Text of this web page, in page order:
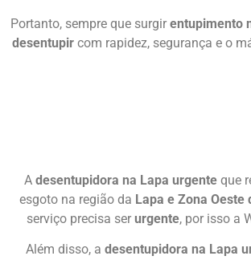
Portanto, sempre que surgir entupimento
desentupir com rapidez, segurança e o
A desentupidora na Lapa urgente que
esgoto na região da Lapa e Zona Oeste
serviço precisa ser urgente, por isso a
Além disso, a desentupidora na Lapa